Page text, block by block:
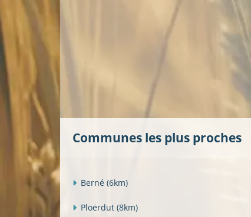
Communes les plus proches
Berné (6km)
Ploërdut (8km)